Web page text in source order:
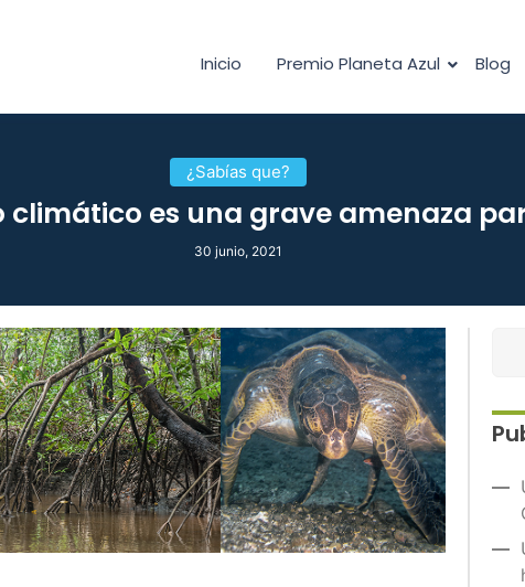
Inicio Premio Planeta Azul Blog
¿Sabías que?
climático es una grave amenaza
30 junio, 2021